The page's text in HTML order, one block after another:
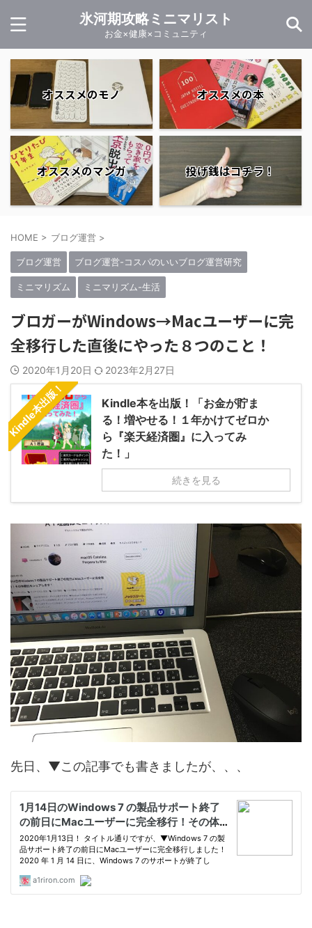
氷河期攻略ミニマリスト
お金×健康×コミュニティ
オススメのモノ オススメの本
オススメのマンガ 投げ銭はコチラ！
HOME > ブログ運営 >
ブログ運営 ブログ運営-コスパのいいブログ運営研究
ミニマリズム ミニマリズム-生活
ブロガーがWindows→Macユーザーに完
全移行した直後にやった８つのこと！
2020年1月20日 2023年2月27日
Kindle本出版！
Kindle本を出版！「お金が貯ま
る！増やせる！１年かけてゼロか
ら『楽天経済圏』に入ってみ
た！」
続きを見る
先日、▼この記事でも書きましたが、、、